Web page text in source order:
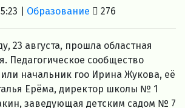
| Образование 276
23 августа, прошла областная
Педагогическое сообщество
начальник гоо Ирина Жукова, её
Ерёма, директор школы № 1
заведующая детским садом № 7